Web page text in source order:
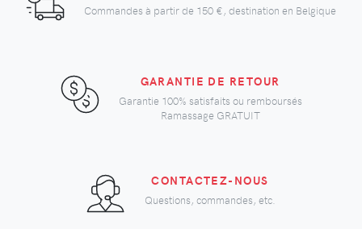
Commandes à partir de 150 €, destination en Belgique
GARANTIE DE RETOUR
Garantie 100% satisfaits ou remboursés
Ramassage GRATUIT
CONTACTEZ-NOUS
Questions, commandes, etc.